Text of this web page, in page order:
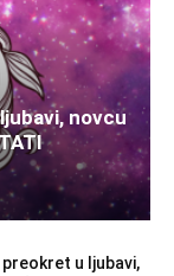
novcu
preokret u ljubavi,